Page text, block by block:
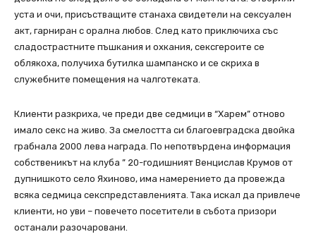
уста и очи, присъстващите станаха свидетели на сексуален
акт, гарниран с орална любов. След като приключиха със
сладострастните пъшкания и охкания, сексгероите се
облякоха, получиха бутилка шампанско и се скриха в
служебните помещения на чалготеката.
Клиенти разкриха, че преди две седмици в “Харем” отново
имало секс на живо. За смелостта си благоевградска двойка
грабнала 2000 лева награда. По непотвърдена информация
собственикът на клуба ” 20-годишният Венцислав Крумов от
дупнишкото село Яхиново, има намерението да провежда
всяка седмица секспредставленията. Така искал да привлече
клиенти, но уви – повечето посетители в събота призори
останали разочаровани.